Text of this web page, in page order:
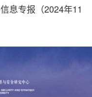
息专报（2024年11